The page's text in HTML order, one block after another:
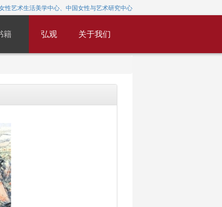
性艺术生活美学中心、中国女性与艺术研究中心
籍 弘观 关于我们